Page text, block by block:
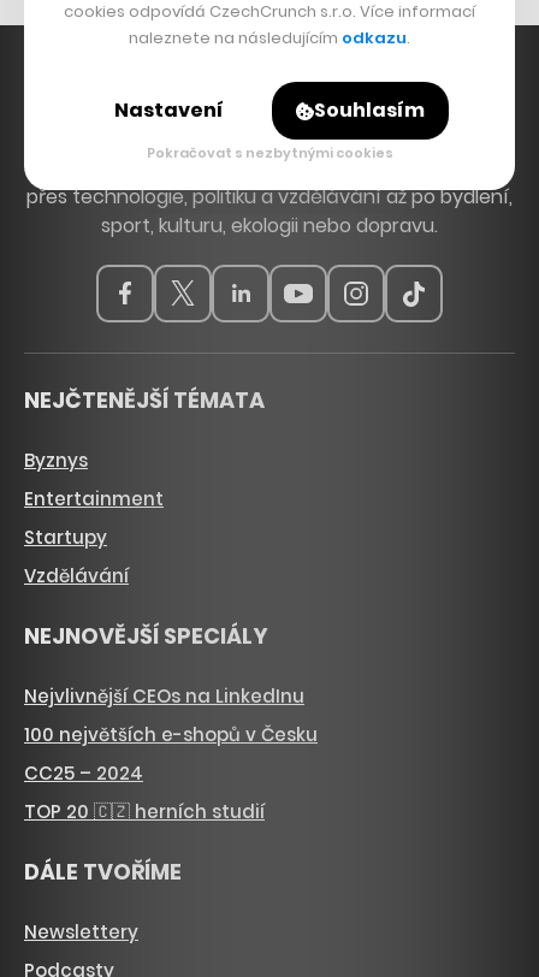
Hlavní zdroj inspirace. Věnujeme se tématům, která
hýbou Českem a světem, od byznysu a startupů
přes technologie, politiku a vzdělávání až po bydlení,
sport, kulturu, ekologii nebo dopravu.
NEJČTENĚJŠÍ TÉMATA
Byznys
Entertainment
Startupy
Vzdělávání
NEJNOVĚJŠÍ SPECIÁLY
Nejvlivnější CEOs na LinkedInu
100 největších e-shopů v Česku
CC25 – 2024
TOP 20 🇨🇿 herních studií
DÁLE TVOŘÍME
Newslettery
Podcasty
cookies odpovídá CzechCrunch s.r.o. Více informací
naleznete na následujícím odkazu.
Nastavení Souhlasím
Pokračovat s nezbytnými cookies